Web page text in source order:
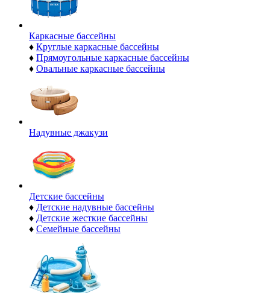
Каркасные бассейны
♦ Круглые каркасные бассейны
♦ Прямоугольные каркасные бассейны
♦ Овальные каркасные бассейны
Надувные джакузи
Детские бассейны
♦ Детские надувные бассейны
♦ Детские жесткие бассейны
♦ Семейные бассейны